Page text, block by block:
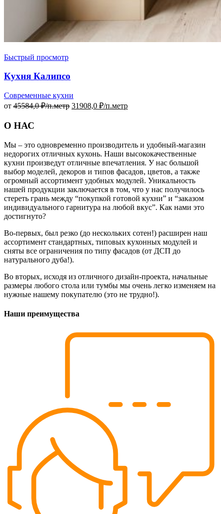
Быстрый просмотр
Кухня Калипсо
Современные кухни
от 45584,0₽/п.метр 31908,0 ₽/п.метр
О НАС
Мы – это одновременно производитель и удобный-магазин
недорогих отличных кухонь. Наши высококачественные
кухни произведут отличные впечатления. У нас большой
выбор моделей, декоров и типов фасадов, цветов, а также
огромный ассортимент удобных модулей. Уникальность
нашей продукции заключается в том, что у нас получилось
стереть грань между “покупкой готовой кухни” и “заказом
индивидуального гарнитура на любой вкус”. Как нами это
достигнуто?
Во-первых, был резко (до нескольких сотен!) расширен наш
ассортимент стандартных, типовых кухонных модулей и
сняты все ограничения по типу фасадов (от ДСП до
натурального дуба!).
Во вторых, исходя из отличного дизайн-проекта, начальные
размеры любого стола или тумбы мы очень легко изменяем на
нужные нашему покупателю (это не трудно!).
Наши преимущества